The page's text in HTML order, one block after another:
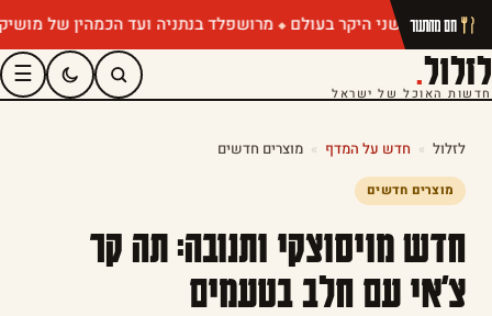
מרושפלד בנתניה ועד הכמהין של מושיק חם מהתנור
לזלול.
חדשות האוכל של ישראל
☰
לזלול » חדש על המדף » מוצרים חדשים
מוצרים חדשים
חדש מויסוצקי ותנובה: תה קר
צ'אי עם חלב בטעמים